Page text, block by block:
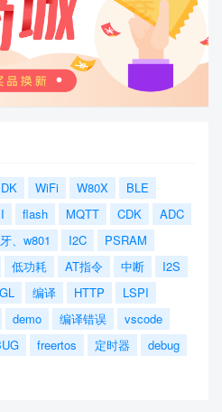
WiFi W80X
BLE
flash MQTT CDK
ADC
、w801 I2C
PSRAM
低功耗 AT指令 中断
I2S
编译 HTTP
LSPI
demo 编译错误
vscode
freertos 定时器
debug